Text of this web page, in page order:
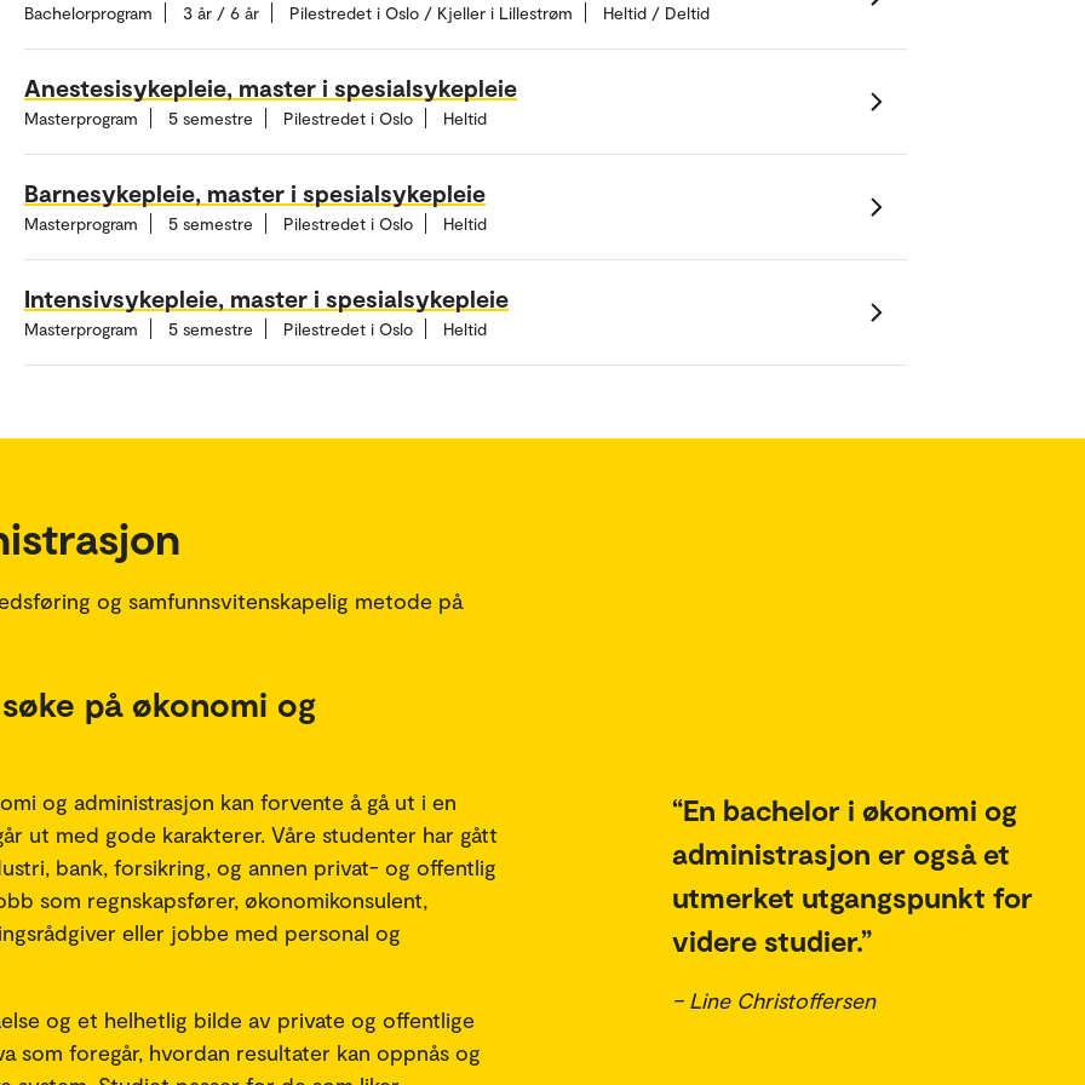
Bachelorprogram 3 år / 6 år Pilestredet i Oslo / Kjeller i Lillestrøm Heltid / Deltid
Anestesisykepleie, master i spesialsykepleie
Masterprogram 5 semestre Pilestredet i Oslo Heltid
Barnesykepleie, master i spesialsykepleie
Masterprogram 5 semestre Pilestredet i Oslo Heltid
Intensivsykepleie, master i spesialsykepleie
Masterprogram 5 semestre Pilestredet i Oslo Heltid
og samfunnsvitenskapelig metode på
på økonomi og
og administrasjon kan forvente å gå ut i en
ut med gode karakterer. Våre studenter har gått
bank, forsikring, og annen privat- og offentlig
som regnskapsfører, økonomikonsulent,
eller jobbe med personal og
En bachelor i økonomi og
administrasjon er også et
utmerket utgangspunkt for
videre studier.
– Line Christoffersen
og et helhetlig bilde av private og offentlige
som foregår, hvordan resultater kan oppnås og